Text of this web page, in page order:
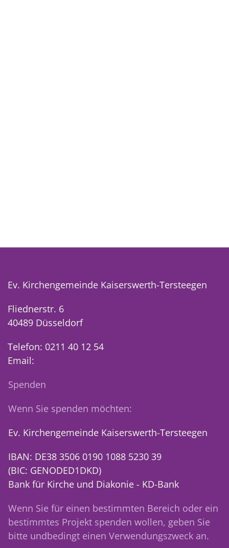
Ev. Kirchengemeinde Kaiserswerth-Tersteegen
Fliednerstr. 6
40489 Düsseldorf
Telefon: 0211 40 12 54
Email:
Spenden
Wenn Sie spenden möchten:
Ev. Kirchengemeinde Kaiserswerth-Tersteegen
IBAN: DE38 3506 0190 1088 5230 39
(BIC: GENODED1DKD)
Bank für Kirche und Diakonie - KD-Bank
Wenn Sie für einen bestimmten Bereich oder ein
bestimmtes Projekt spenden wollen, geben Sie
bitte undbedingt einen Verwendungszweck an.